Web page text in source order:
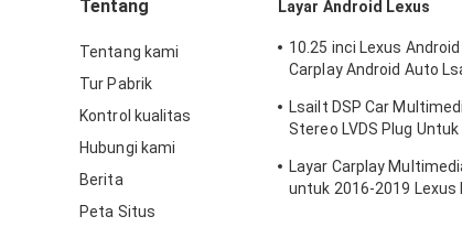
Tentang
Tentang kami
Tur Pabrik
Kontrol kualitas
Hubungi kami
Berita
Peta Situs
Layar Android Lexus
10.25 inci Lexus
Carplay Android Auto
Lsailt DSP Car
Stereo LVDS Plug
Layar Carplay
untuk 2016-2019 Lexus